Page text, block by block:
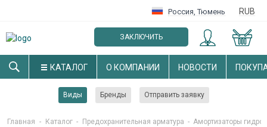
Россия,Тюмень RUB
ЗАКЛЮЧИТЬ
ОПТОВЫЙ ДОГОВОР
КАТАЛОГ О КОМПАНИИ НОВОСТИ
Виды Бренды Отправить заявку
Главная - Каталог - Предохранительная арматура - Амортизаторы